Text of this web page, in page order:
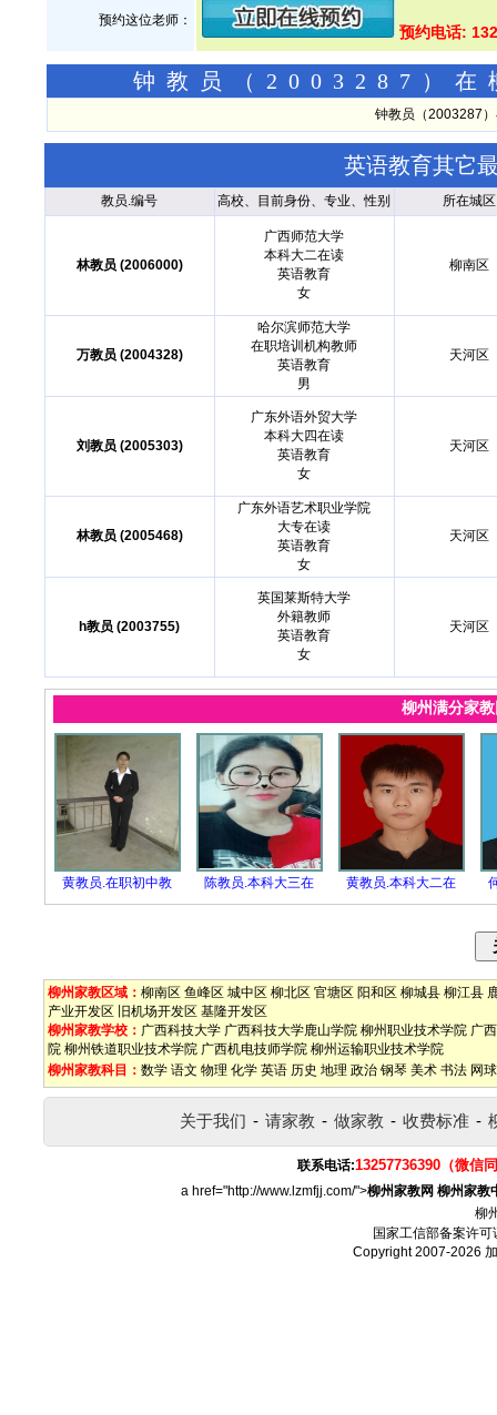
预约这位老师：
预约电话:
钟教员（2003287）在
钟教员（2003287
英语教育其它
教员.编号 高校、目前身份、专业、性别 所在城区
林教员 (2006000)
广西师范大学
本科大二在读
英语教育
女
柳南区
万教员 (2004328)
哈尔滨师范大学
在职培训机构教师
英语教育
男
天河区
刘教员 (2005303)
广东外语外贸大学
本科大四在读
英语教育
女
天河区
林教员 (2005468)
广东外语艺术职业学院
大专在读
英语教育
女
天河区
h教员 (2003755)
英国莱斯特大学
外籍教师
英语教育
女
天河区
柳州满分家
黄教员.在职初中教 陈教员.本科大三在 黄教员.本科大二在
柳州家教区域： 柳南区 鱼峰区 城中区 柳北区 官塘区 阳和区 柳城县 柳江县
产业开发区
旧机场开发区 基隆开发区
柳州家教学校： 广西科技大学 广西科技大学鹿山学院 柳州职业技术学院 广
院 柳州铁道职业技术学院 广西机电技师学院 柳州运输职业技术学院
柳州家教科目： 数学 语文 物理 化学 英语 历史 地理 政治 钢琴 美术 书法 网球
关于我们 - 请家教 - 做家教 - 收费标准 -
联系电话:13257736390（微信
a href="http://www.lzmfjj.com/">柳州家教网 柳州家教
柳
国家工信部备案许可
Copyright 2007-2026